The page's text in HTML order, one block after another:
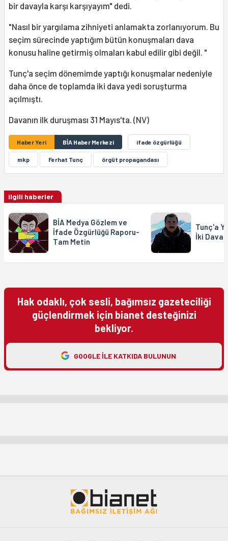
bir davayla karşı karşıyayım" dedi.
"Nasıl bir yargılama zihniyeti anlamakta zorlanıyorum. Bu
seçim sürecinde yaptığım bütün konuşmaları dava
konusu haline getirmiş olmaları kabul edilir gibi değil. "
Tunç'a seçim dönemimde yaptığı konuşmalar nedeniyle
daha önce de toplamda iki dava yedi soruşturma
açılmıştı.
Davanın ilk duruşması 31 Mayıs'ta. (NV)
Haber Yeri BİA Haber Merkezi ifade özgürlüğü
mkp Ferhat Tunç örgüt propagandası
ilgili haberler
BİA Medya Gözlem ve
İfade Özgürlüğü Raporu-
Tam Metin
Tunç'a
İki Dava
Hak odaklı, çok sesli, bağımsız gazeteciliği
güçlendirmek için bianet desteğinizi
bekliyor.
GOOGLE ILE KATKIDA BULUNUN